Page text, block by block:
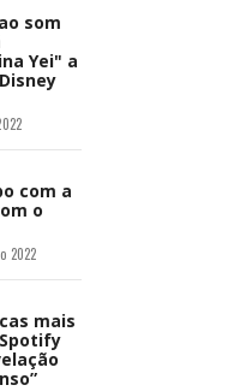
som
Yei" a
com a
o
2022
mais